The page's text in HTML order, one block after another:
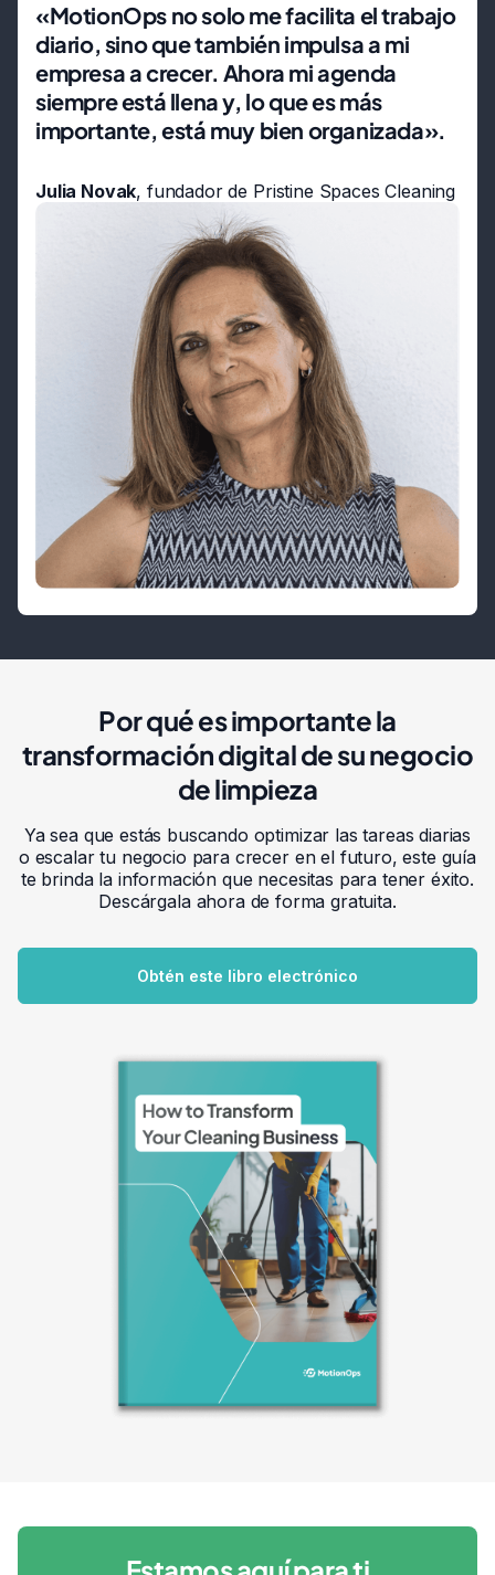
«MotionOps no solo me facilita el trabajo
diario, sino que también impulsa a mi
empresa a crecer. Ahora mi agenda
siempre está llena y, lo que es más
importante, está muy bien organizada».
Julia Novak, fundador de Pristine Spaces Cleaning
Por qué es importante la
transformación digital de su negocio
de limpieza
Ya sea que estás buscando optimizar las tareas diarias
o escalar tu negocio para crecer en el futuro, este guía
te brinda la información que necesitas para tener éxito.
Descárgala ahora de forma gratuita.
Obtén este libro electrónico